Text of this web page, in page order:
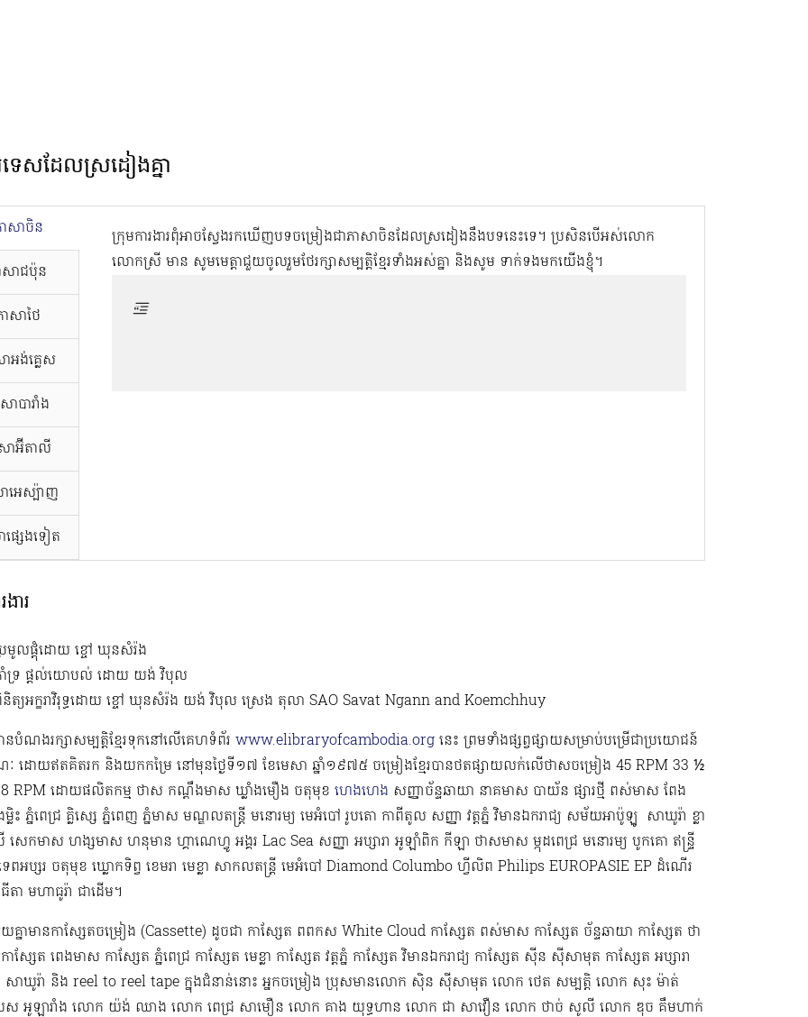
េសដែលស្រដៀងគ្នា
សាចិន
សាជប៉ុន
ាសាថៃ
អង់គ្លេស
ាបារាំង
ាអ៊ីតាលី
អេស្ប៉ាញ
ផ្សេងទៀត
ក្រុមការងារពុំអាចស្វែងរកឃើញបទចម្រៀងជាភាសាចិនដែលស្រដៀងនឹងបទនេះទេ។ ប្រសិនបើអស់លោក
លោកស្រី មាន សូមមេត្តាជួយចូលរួមថែរក្សាសម្បត្តិខ្មែរទាំងអស់គ្នា និងសូម ទាក់ទងមកយើងខ្ញុំ។
ារ
មូលផ្តុំដោយ ខ្ចៅ ឃុនសំរ៉ង
ាំទ្រ ផ្ដល់យោបល់ ដោយ យង់ វិបុល
ត្យអក្ខរាវិរុទ្ធដោយ ខ្ចៅ ឃុនសំរ៉ង យង់ វិបុល ស្រេង តុលា SAO Savat Ngann and Koemchhuy
នបំណងរក្សាសម្បត្តិខ្មែរទុកនៅលើគេហទំព័រ www.elibraryofcambodia.org នេះ ព្រមទាំងផ្សព្វផ្សាយសម្រាប់បម្រើជាប្រយោជន៍
ៈ ដោយឥតគិតរក និងយកកម្រៃ នៅមុនថ្ងៃទី១៧ ខែមេសា ឆ្នាំ១៩៧៥ ចម្រៀងខ្មែរបានថតផ្សាយលក់លើថាសចម្រៀង 45 RPM 33 ½
RPM​ ដោយផលិតកម្ម ថាស កណ្ដឹងមាស ឃ្លាំងមឿង ចតុមុខ ហេងហេង សញ្ញាច័ន្ទឆាយា នាគមាស បាយ័ន ផ្សារថ្មី ពស់មាស ពែង
លិះ ភ្នំពេជ្រ គ្លិស្សេ ភ្នំពេញ ភ្នំមាស មណ្ឌលតន្រ្តី មនោរម្យ មេអំបៅ រូបតោ កាពីតូល សញ្ញា វត្តភ្នំ វិមានឯករាជ្យ សម័យអាប៉ូឡូ ​​​ សាឃូរ៉ា ខ្លា
េកមាស ហង្សមាស ហនុមាន ហ្គាណេហ្វូ​ អង្គរ Lac Sea សញ្ញា អប្សារា អូឡាំពិក កីឡា ថាសមាស ម្កុដពេជ្រ មនោរម្យ បូកគោ ឥន្ទ្រី
ពអប្សរ ចតុមុខ ឃ្លោកទិព្វ ខេមរា មេខ្លា សាកលតន្ត្រី មេអំបៅ Diamond Columbo ហ្វីលិព Philips EUROPASIE EP ដំណើរ
ធីតា មហាធូរ៉ា ជាដើម​។
គ្នាមានកាសែ្សតចម្រៀង (Cassette) ដូចជា កាស្សែត ពពកស White Cloud កាស្សែត ពស់មាស កាស្សែត ច័ន្ទឆាយា កាស្សែត ថា
ស្សែត ពេងមាស កាស្សែត ភ្នំពេជ្រ កាស្សែត មេខ្លា កាស្សែត វត្តភ្នំ កាស្សែត វិមានឯករាជ្យ កាស្សែត ស៊ីន ស៊ីសាមុត កាស្សែត អប្សារា
សាឃូរ៉ា និង reel to reel tape ក្នុងជំនាន់នោះ អ្នកចម្រៀង ប្រុសមាន​លោក ស៊ិន ស៊ីសាមុត លោក ​ថេត សម្បត្តិ លោក សុះ ម៉ាត់
អូឡារាំង លោក យ៉ង់ ឈាង លោក ពេជ្រ សាមឿន លោក គាង យុទ្ធហាន លោក ជា សាវឿន លោក ថាច់ សូលី លោក ឌុច គឹមហាក់